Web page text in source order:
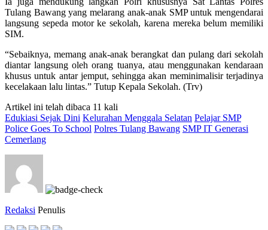
Tulang Bawang yang melarang anak-anak SMP untuk mengendarai
langsung sepeda motor ke sekolah, karena mereka belum memiliki
SIM.
“Sebaiknya, memang anak-anak berangkat dan pulang dari sekolah
diantar langsung oleh orang tuanya, atau menggunakan kendaraan
khusus untuk antar jemput, sehingga akan meminimalisir terjadinya
kecelakaan lalu lintas.” Tutup Kepala Sekolah. (Trv)
Artikel ini telah dibaca 11 kali
Edukiasi Sejak Dini Kelurahan Menggala Selatan Pelajar SMP
Police Goes To School Polres Tulang Bawang SMP IT Generasi
Cemerlang
Redaksi Penulis